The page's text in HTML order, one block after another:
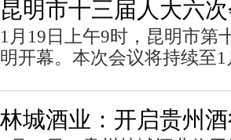
昆明市十三届人大六
1月19日上午9时，昆明市第
明开幕。本次会议将持续至
林城酒业：开启贵州